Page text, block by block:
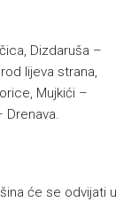
Dizdaruša –
lijeva strana,
Mujkići –
Drenava.
će se odvijati u